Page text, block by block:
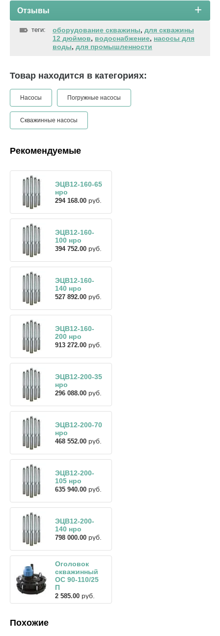
Отзывы
теги: оборудование скважины, для скважины
12 дюймов, водоснабжение, насосы для
воды, для промышленности
Товар находится в категориях:
Насосы Погружные насосы
Скважинные насосы
Рекомендуемые
ЭЦВ12-160-65
нро
294 168.00 руб.
ЭЦВ12-160-
100 нро
394 752.00 руб.
ЭЦВ12-160-
140 нро
527 892.00 руб.
ЭЦВ12-160-
200 нро
913 272.00 руб.
ЭЦВ12-200-35
нро
296 088.00 руб.
ЭЦВ12-200-70
нро
468 552.00 руб.
ЭЦВ12-200-
105 нро
635 940.00 руб.
ЭЦВ12-200-
140 нро
798 000.00 руб.
Оголовок
скважинный
ОС 90-110/25
П
2 585.00 руб.
Похожие